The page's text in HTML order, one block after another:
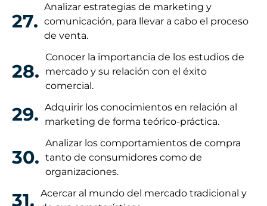
27.
Analizar estrategias de marketing y
comunicación, para llevar a cabo el proceso
de venta.
28.
Conocer la importancia de los estudios de
mercado y su relación con el éxito
comercial.
29. Adquirir los conocimientos en relación al
marketing de forma teórico-práctica.
30.
Analizar los comportamientos de compra
tanto de consumidores como de
organizaciones.
31. Acercar al mundo del mercado tradicional y